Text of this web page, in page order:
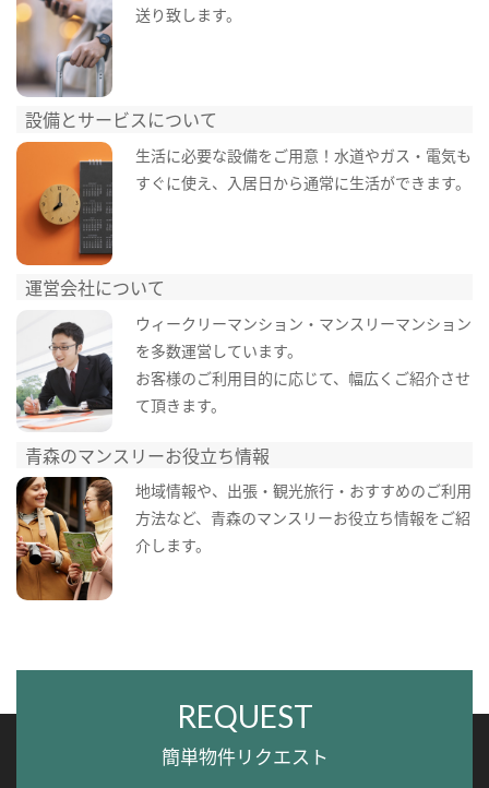
送り致します。
設備とサービスについて
生活に必要な設備をご用意！水道やガス・電気も
すぐに使え、入居日から通常に生活ができます。
運営会社について
ウィークリーマンション・マンスリーマンション
を多数運営しています。
お客様のご利用目的に応じて、幅広くご紹介させ
て頂きます。
青森のマンスリーお役立ち情報
地域情報や、出張・観光旅行・おすすめのご利用
方法など、青森のマンスリーお役立ち情報をご紹
介します。
REQUEST
簡単物件リクエスト